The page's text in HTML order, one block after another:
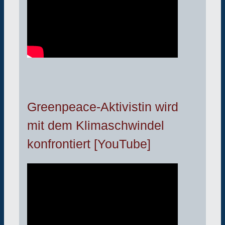
Greenpeace-Aktivistin wird
mit dem Klimaschwindel
konfrontiert [YouTube]